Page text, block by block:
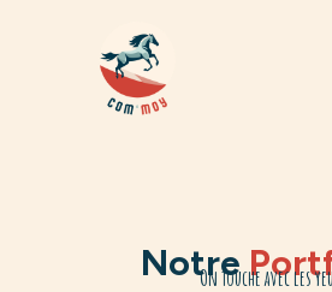
NotreOn touche avec les